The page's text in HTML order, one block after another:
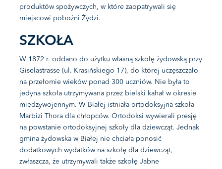
produktów spożywczych, w które zaopatrywali się
miejscowi pobożni Żydzi.
SZKOŁA
W 1872 r. oddano do użytku własną szkołę żydowską przy
Giselastrasse (ul. Krasińskiego 17), do której uczęszczało
na przełomie wieków ponad 300 uczniów. Nie była to
jedyna szkoła utrzymywana przez bielski kahał w okresie
międzywojennym. W Białej istniała ortodoksyjna szkoła
Marbizi Thora dla chłopców. Ortodoksi wywierali presję
na powstanie ortodoksyjnej szkoły dla dziewcząt. Jednak
gmina żydowska w Białej nie chciała ponosić
dodatkowych wydatków na szkołę dla dziewcząt,
zwłaszcza, że utrzymywali także szkołę Jabne